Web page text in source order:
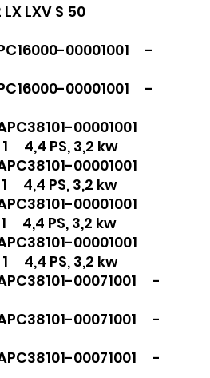
LXV S 50
00001001 -
00001001 -
00001001
4,4 PS, 3,2 kw
00001001
4,4 PS, 3,2 kw
00001001
4,4 PS, 3,2 kw
00001001
4,4 PS, 3,2 kw
00071001 -
00071001 -
00071001 -